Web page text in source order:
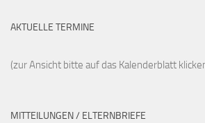
AKTUELLE TERMINE
(zur Ansicht bitte auf das Kalenderblatt
MITTEILUNGEN / ELTERNBRIEFE